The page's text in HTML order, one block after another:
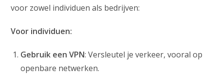
voor zowel individuen als bedrijven:
Voor individuen:
Gebruik een VPN: Versleutel je verkeer, vooral op
openbare netwerken.